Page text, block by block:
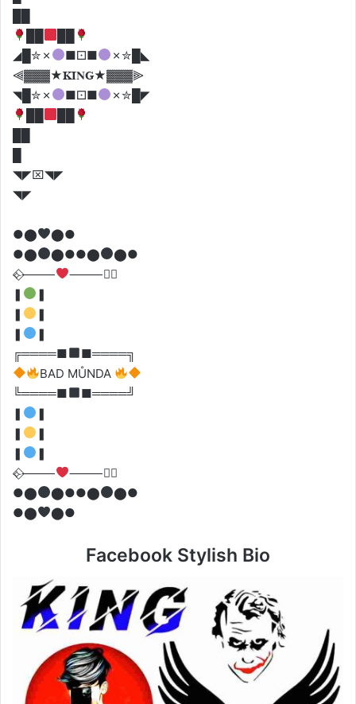
◢█✮✗
■⚀■
✗✮█◣
⫷▓▓▓★𝐊𝐈𝐍𝐆★▓▓▓⫸
◥█✮✗
■⚀■
✗✮█◤
◥◤⌧◥◤
◥◤
●⬤
⬤●
●⬤
⬤●●⬤
⬤●
⟣⃟⸻
⸻⃟⟢
❚
❚
❚
❚
❚
❚
╔════■
■════╗
BAD MŮNDA
╚════■
■════╝
❚
❚
❚
❚
❚
❚
⟣⃟⸻
⸻⃟⟢
●⬤
⬤●●⬤
⬤●
●⬤
⬤●
Facebook Stylish Bio